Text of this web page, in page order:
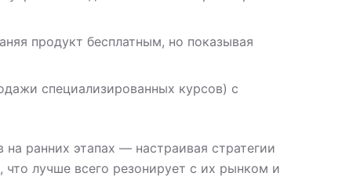
продукт бесплатным, но показывая
специализированных курсов) с
ранних этапах — настраивая стратегии
лучше всего резонирует с их рынком и